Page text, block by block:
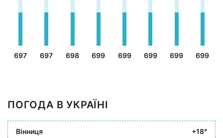
697 697 698 699 699 699 699 699
ПОГОДА В УКРАЇНІ
Вінниця +18°